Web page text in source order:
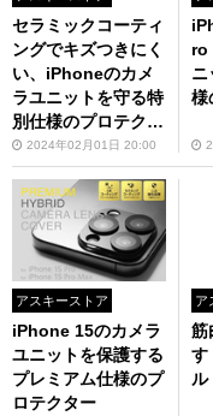
セラミックコーティ
ングでキズつきにく
い、iPhoneのカメ
ラユニットを守る特
別仕様のプロテクタ
ー2024年02月01日 20:00
ro
ニ
様
アスキーストア
iPhone 15のカメラ
ユニットを保護する
プレミアム仕様のプ
ロテクター
ア
筋
す
ル